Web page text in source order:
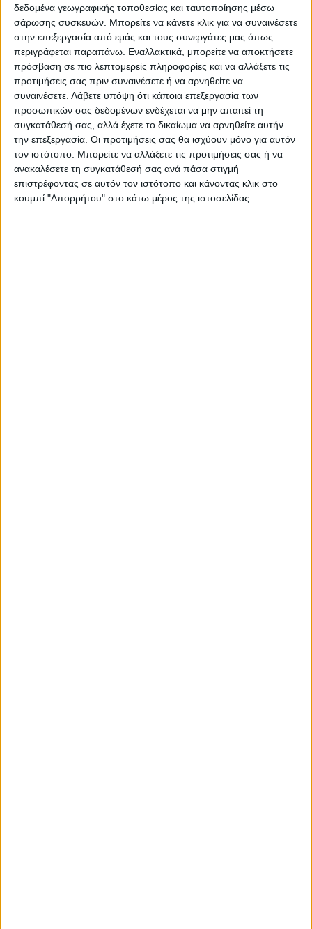
δεδομένα γεωγραφικής τοποθεσίας και ταυτοποίησης μέσω
σάρωσης συσκευών. Μπορείτε να κάνετε κλικ για να συναινέσετε
στην επεξεργασία από εμάς και τους συνεργάτες μας όπως
περιγράφεται παραπάνω. Εναλλακτικά, μπορείτε να αποκτήσετε
πρόσβαση σε πιο λεπτομερείς πληροφορίες και να αλλάξετε τις
προτιμήσεις σας πριν συναινέσετε ή να αρνηθείτε να
συναινέσετε. Λάβετε υπόψη ότι κάποια επεξεργασία των
προσωπικών σας δεδομένων ενδέχεται να μην απαιτεί τη
συγκατάθεσή σας, αλλά έχετε το δικαίωμα να αρνηθείτε αυτήν
την επεξεργασία. Οι προτιμήσεις σας θα ισχύουν μόνο για αυτόν
τον ιστότοπο. Μπορείτε να αλλάξετε τις προτιμήσεις σας ή να
ανακαλέσετε τη συγκατάθεσή σας ανά πάσα στιγμή
επιστρέφοντας σε αυτόν τον ιστότοπο και κάνοντας κλικ στο
κουμπί "Απορρήτου" στο κάτω μέρος της ιστοσελίδας.
Η αποδοχή από Αγοραστό
Σε δήλωση του ο υποψήφιος
Περιφερειάρχης Θεσσαλίας Κώστας
Αγοραστός σχετικά με τη διεξαγωγή debate
σημειώνει τα εξής: «Επιτέλους ο κ.
Κουρέτας αποδέχτηκε την πρόσκλησή μας
προκειμένου μέσα από ένα ήρεμο και
πολιτισμένο διάλογο να μιλήσουμε και να
παρουσιάσουμε τα προγράμματά μας. Οι
Θεσσαλοί οφείλουν να κρίνουν πριν την